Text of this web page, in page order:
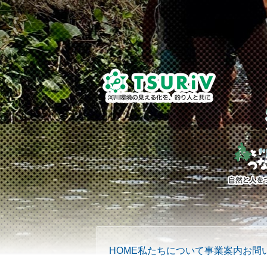
HOME私たちについて事業案内お問